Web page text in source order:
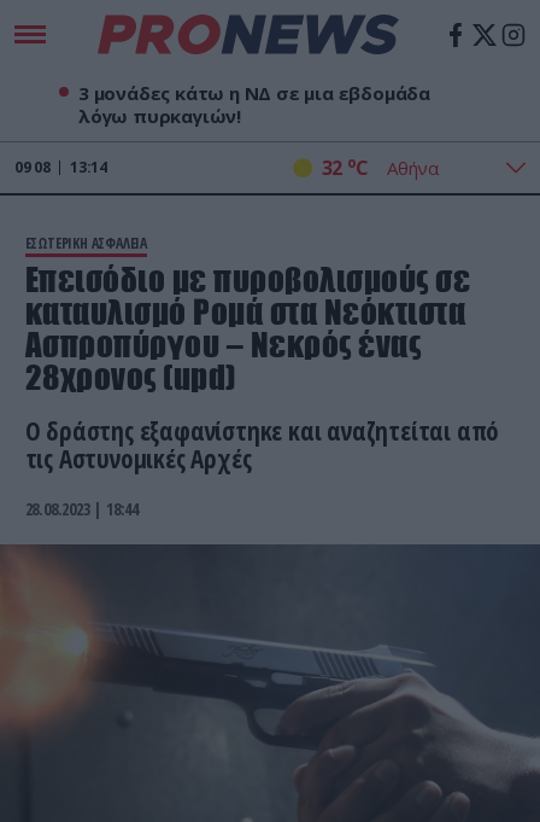
3 μονάδες κάτω η ΝΔ σε μια εβδομάδα
λόγω πυρκαγιών!
09 08 13:14 32 oC
ΕΣΩΤΕΡΙΚΗ ΑΣΦΑΛΕΙΑ
Επεισόδιο με πυροβολισμούς σε
καταυλισμό Ρομά στα Νεόκτιστα
Ασπροπύργου – Νεκρός ένας
28χρονος (upd)
Ο δράστης εξαφανίστηκε και αναζητείται από
τις Αστυνομικές Αρχές
28.08.2023 | 18:44